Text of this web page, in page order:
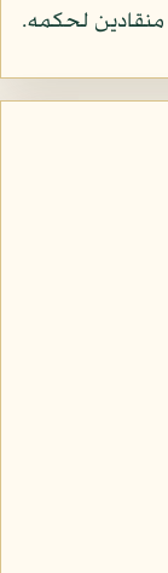
منقادين لحكمه.